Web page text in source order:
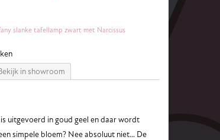
slanke tafellamp zwart met Narcissus
in showroom
uitgevoerd in goud geel en daar wordt
simpele bloem? Nee absoluut niet... De